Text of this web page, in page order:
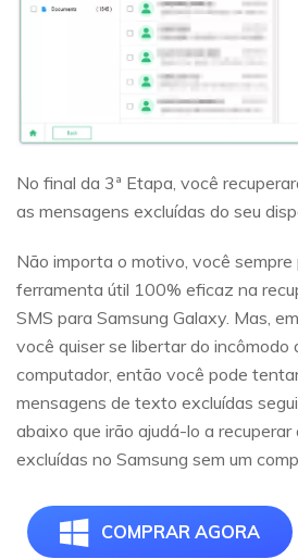
No final da 3ª Etapa, você
as mensagens excluídas do seu
Não importa o motivo, você
ferramenta útil 100% eficaz na
SMS para Samsung Galaxy. Mas,
você quiser se libertar do incômodo
computador, então você pode
mensagens de texto excluídas
abaixo que irão ajudá-lo a recuperar
excluídas no Samsung sem um
COMPRAR AGORA